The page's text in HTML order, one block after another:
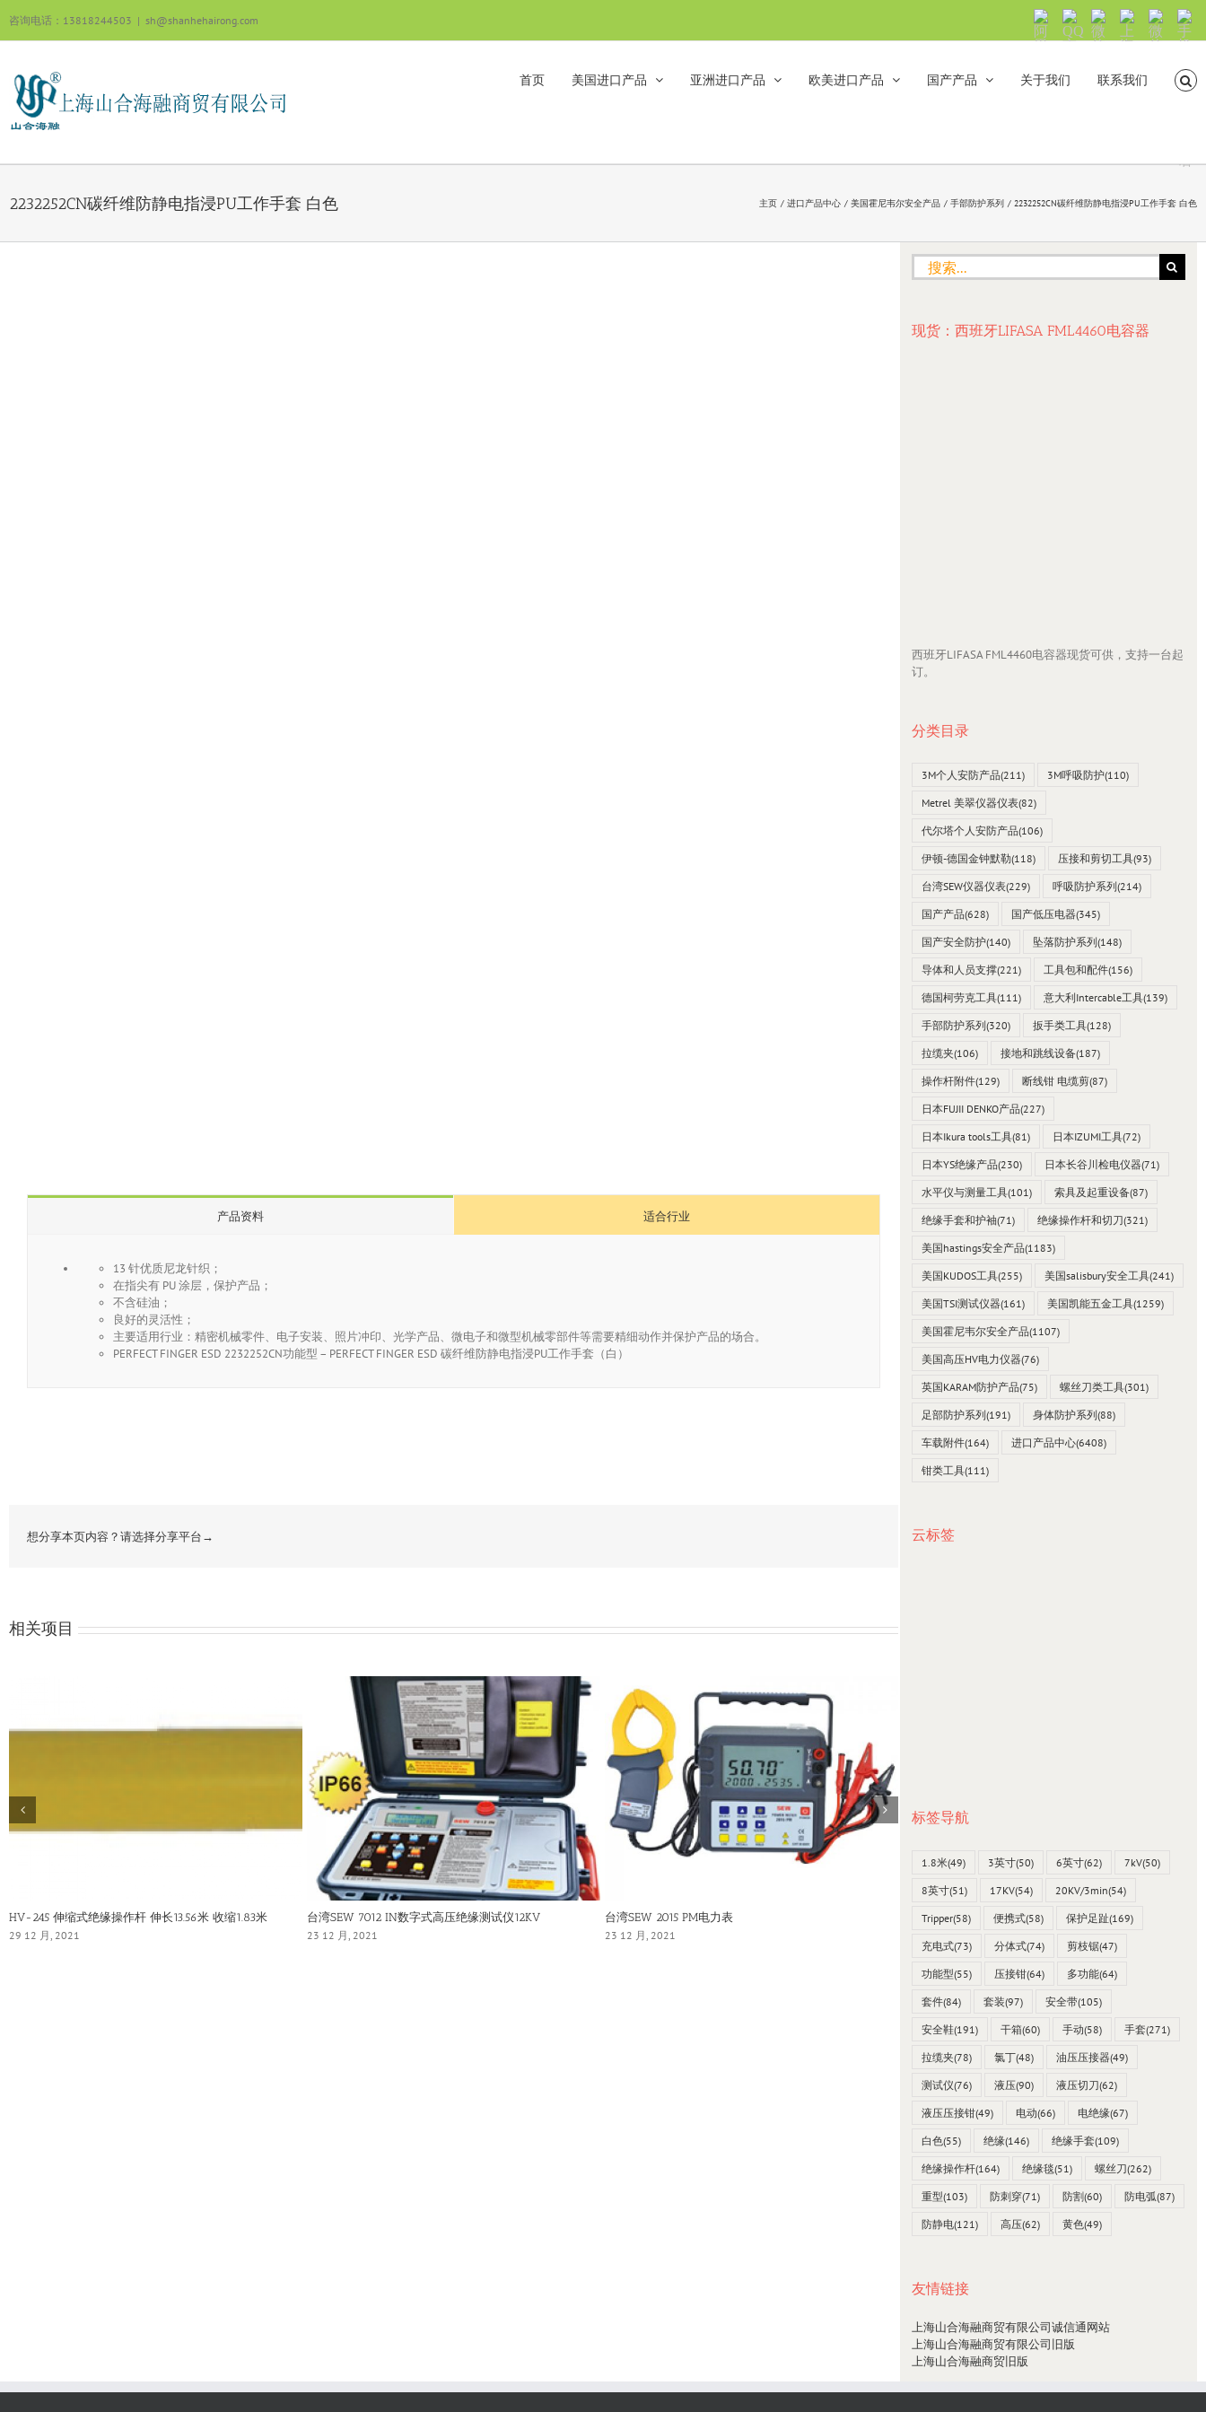
过
内
咨询电话：13818244503 | sh@shanhehairong.com
阿
里
沟
QQ
交
微
信
号：
shanhehairong
上
海
海
微
信
手
机
览
直
接
首页 美国进口产品 亚洲进口产品 欧美进口产品 国产产品 关于我们 联系我们
2232252CN碳纤维防静电指浸PU工作手套 白色 主页 进口产品中心 美国霍尼韦尔安全产品 手部防护系列 2232252CN碳纤维防静电指浸PU工作手套 白色
产品资料 适合行业
13 针优质尼龙针织；
在指尖有 PU 涂层，保护产品；
不含硅油；
良好的灵活性；
主要适用行业：精密机械零件、电子安装、照片冲印、光学产品、微电子和微型机械零部件等需要精细动作并保护产品的场合。
PERFECT FINGER ESD 2232252CN功能型 – PERFECT FINGER ESD 碳纤维防静电指浸PU工作手套（白）
想分享本页内容？请选择分享平台→
相关项目
HV-245 伸缩式绝缘操作杆 伸长13.56米 收缩1.83米
29 12 月, 2021
台湾SEW 7012 IN数字式高压绝缘测试仪12KV
23 12 月, 2021
台湾SEW 2015 PM电力表
23 12 月, 2021
台湾SEW 4538 mO毫欧表0~2000Ω
搜
索：
现货：西班牙LIFASA FML4460电容器
西班牙LIFASA FML4460电容器现货可供，支持一台起
订。
分类目录
3M个人安防产品(211) 3M呼吸防护(110)
Metrel 美翠仪器仪表(82)
代尔塔个人安防产品(106)
伊顿-德国金钟默勒(118) 压接和剪切工具(93)
台湾SEW仪器仪表(229) 呼吸防护系列(214)
国产产品(628) 国产低压电器(345)
国产安全防护(140) 坠落防护系列(148)
导体和人员支撑(221) 工具包和配件(156)
德国柯劳克工具(111) 意大利Intercable工具(139)
手部防护系列(320) 扳手类工具(128)
拉缆夹(106) 接地和跳线设备(187)
操作杆附件(129) 断线钳 电缆剪(87)
日本FUJII DENKO产品(227)
日本Ikura tools工具(81) 日本IZUMI工具(72)
日本YS绝缘产品(230) 日本长谷川检电仪器(71)
水平仪与测量工具(101) 索具及起重设备(87)
绝缘手套和护袖(71) 绝缘操作杆和切刀(321)
美国hastings安全产品(1183)
美国KUDOS工具(255) 美国salisbury安全工具(241)
美国TSI测试仪器(161) 美国凯能五金工具(1259)
美国霍尼韦尔安全产品(1107)
美国高压HV电力仪器(76)
英国KARAM防护产品(75) 螺丝刀类工具(301)
足部防护系列(191) 身体防护系列(88)
车载附件(164) 进口产品中心(6408)
钳类工具(111)
云标签
标签导航
1.8米(49) 3英寸(50) 6英寸(62) 7kV(50)
8英寸(51) 17KV(54) 20KV/3min(54)
Tripper(58) 便携式(58) 保护足趾(169)
充电式(73) 分体式(74) 剪枝锯(47)
功能型(55) 压接钳(64) 多功能(64)
套件(84) 套装(97) 安全带(105)
安全鞋(191) 干箱(60) 手动(58) 手套(271)
拉缆夹(78) 氯丁(48) 油压压接器(49)
测试仪(76) 液压(90) 液压切刀(62)
液压压接钳(49) 电动(66) 电绝缘(67)
白色(55) 绝缘(146) 绝缘手套(109)
绝缘操作杆(164) 绝缘毯(51) 螺丝刀(262)
重型(103) 防刺穿(71) 防割(60) 防电弧(87)
防静电(121) 高压(62) 黄色(49)
友情链接
上海山合海融商贸有限公司诚信通网站
上海山合海融商贸有限公司旧版
上海山合海融商贸旧版